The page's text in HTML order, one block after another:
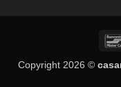
Copyright 2026 ©